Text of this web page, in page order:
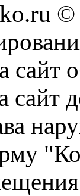
©
сайт
сайт